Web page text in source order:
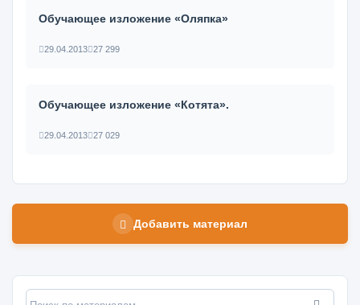
Обучающее изложение «Оляпка»
29.04.2013 27 299
Обучающее изложение «Котята».
29.04.2013 27 029
Добавить материал